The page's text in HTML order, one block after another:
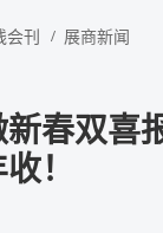
会刊 展商新闻
春双喜
！